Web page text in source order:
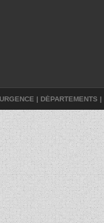
| DÉPARTEMENTS |